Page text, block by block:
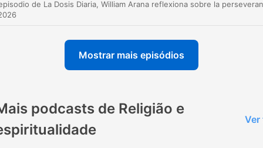
Bendito el hombre que confía en el Señor y pone su
agua que extiende sus raíces hacia la corriente.
00:01:57 · Se cita una enseñanza bíblica para describir la
estabilidad de quienes dependen de Dios.
Cuando paso por cualquier circunstancia lo mejor que
me pudo haber pasado es haber conocido el amor de
Dios y entonces entiendo que Él es el Dios de mi
Mostrar mais episódios
podcasts de Religião e
Ver